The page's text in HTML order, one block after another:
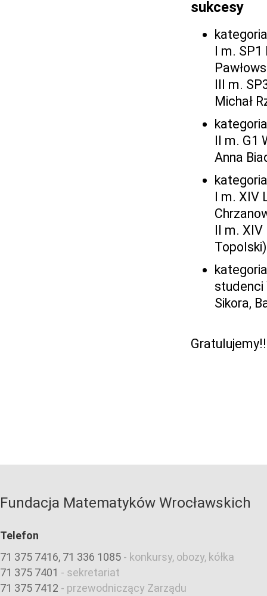
sukcesy
I m. SP1
III m.
Michał
II m. G1
Anna
I m. XIV
II m. XIV
Topolski)
studenci
Sikora,
Fundacja Matematyków Wrocławskich
Telefon
71 375 7416, 71 336 1085 - konkursy, obozy, kółka
71 375 7401 - sekretariat
71 375 7412 - przewodniczący Zarządu